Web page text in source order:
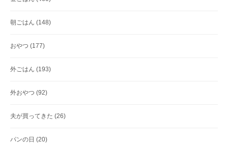
朝ごはん (148)
おやつ (177)
外ごはん (193)
外おやつ (92)
夫が買ってきた (26)
パンの日 (20)